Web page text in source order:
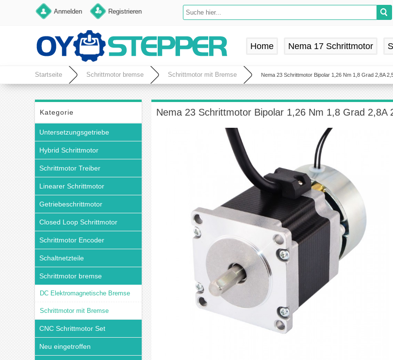
Anmelden Registrieren
Home Nema 17 Schrittmotor
Startseite Schrittmotor bremse Schrittmotor mit Bremse Nema 23 Schrittmotor Bipolar 1,26 Nm 1,8 Grad 2,8A
Kategorie
Untersetzungsgetriebe
Hybrid Schrittmotor
Schrittmotor Treiber
Linearer Schrittmotor
Getriebeschrittmotor
Closed Loop Schrittmotor
Schrittmotor Encoder
Schaltnetzteile
Schrittmotor bremse
DC Elektromagnetische Bremse
Schrittmotor mit Bremse
CNC Schrittmotor Set
Neu eingetroffen
Nema 23 Schrittmotor Bipolar 1,26 Nm 1,8 Grad